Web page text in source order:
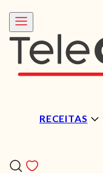
RECEITAS